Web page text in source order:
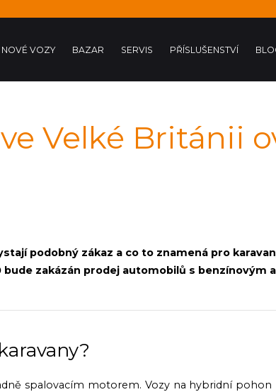
NOVÉ VOZY BAZAR SERVIS PŘÍSLUŠENSTVÍ
Velké Británii
podobný zákaz a co to znamená pro
zakázán prodej automobilů s benzínovým
spalovacím motorem. Vozy na hybridní